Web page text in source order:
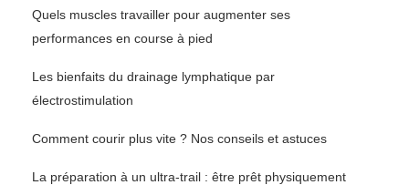
Quels muscles travailler pour augmenter ses
performances en course à pied
Les bienfaits du drainage lymphatique par
électrostimulation
Comment courir plus vite ? Nos conseils et astuces
La préparation à un ultra-trail : être prêt physiquement